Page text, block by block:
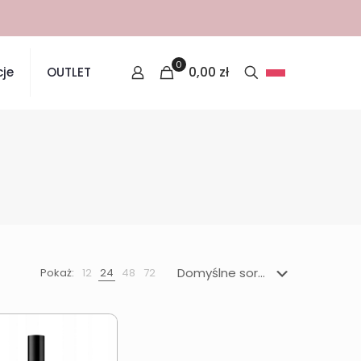
OUTLET 0 0,00 zł
Pokaż: 12 24 48 72